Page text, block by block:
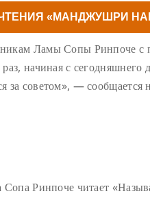
«МАНДЖУШРИ
Ламы Сопы Ринпоче с
начиная с сегодняшнего
за советом», — сообщается
Сопа Ринпоче читает